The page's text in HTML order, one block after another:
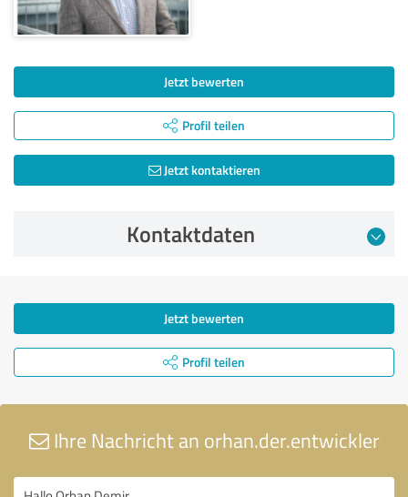
Jetzt bewerten
Profil teilen
Jetzt kontaktieren
Kontaktdaten
Jetzt bewerten
Profil teilen
Ihre Nachricht an orhan.der.entwickler